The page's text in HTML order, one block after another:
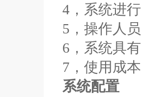
4 ，系统进
5 ，操作人
6 ，系统具
7 ，使用成
系统配置